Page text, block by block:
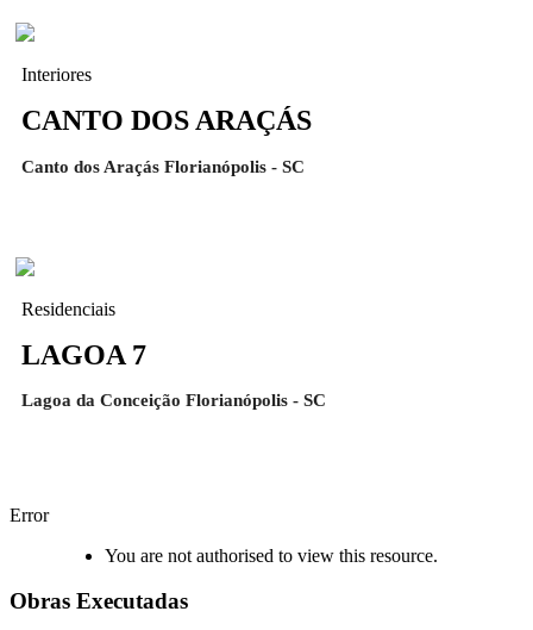
Interiores
CANTO DOS ARAÇÁS
Canto dos Araçás Florianópolis - SC
Residenciais
LAGOA 7
Lagoa da Conceição Florianópolis - SC
Error
You are not authorised to view this resource.
Obras Executadas